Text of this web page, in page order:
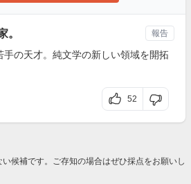
。
の天才。純文学の新しい領域を開拓
52
報告
候補です。ご存知の場合はぜひ採点をお願いし